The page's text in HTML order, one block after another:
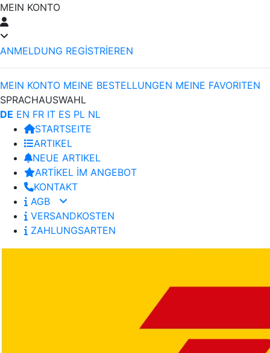
MEIN KONTO
ANMELDUNG REGİSTRİEREN
MEIN KONTO MEINE BESTELLUNGEN MEINE FAVORITEN
SPRACHAUSWAHL
DE EN FR IT ES PL NL
STARTSEITE
ARTIKEL
NEUE ARTIKEL
ARTİKEL İM ANGEBOT
KONTAKT
AGB
VERSANDKOSTEN
ZAHLUNGSARTEN